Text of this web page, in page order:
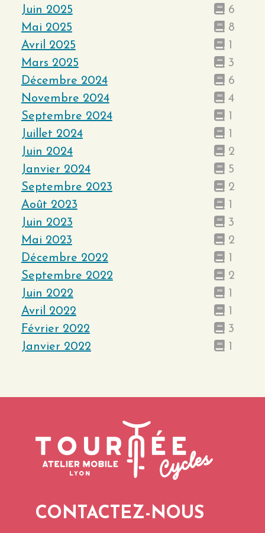
Juin 2025
6
Mai 2025
8
Avril 2025
1
Mars 2025
3
Décembre 2024
6
Novembre 2024
4
Septembre 2024
1
Juillet 2024
1
Juin 2024
2
Janvier 2024
5
Septembre 2023
2
Août 2023
1
Juin 2023
3
Mai 2023
2
Décembre 2022
1
Septembre 2022
2
Juin 2022
1
Avril 2022
1
Février 2022
3
Janvier 2022
1
CONTACTEZ-NOUS